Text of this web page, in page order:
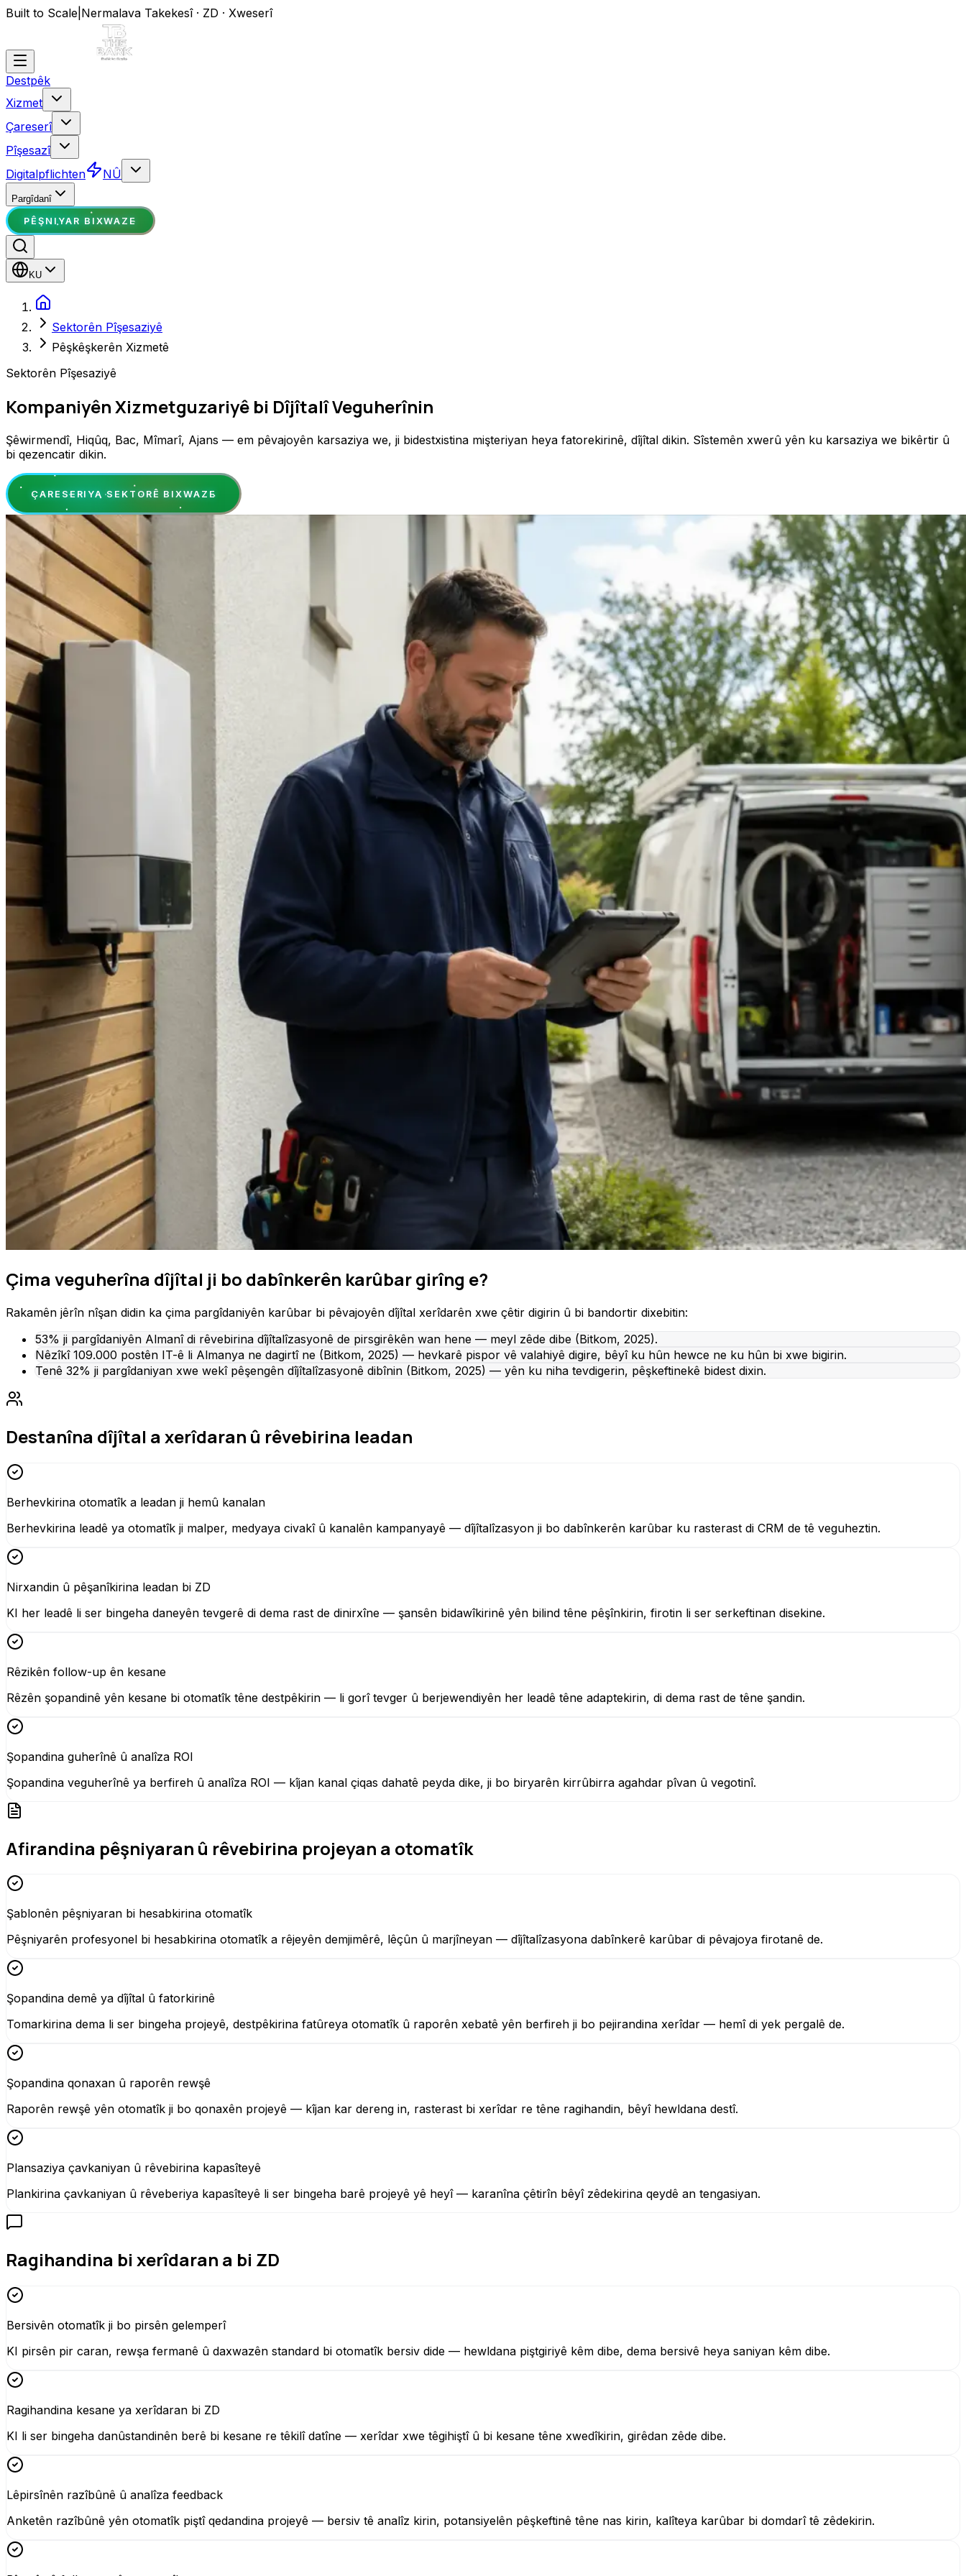
Built to Scale Nermalava Takekesî · ZD · Xweserî
Destpêk
Xizmet
Çareserî
Pîşesazî
Digitalpflichten
NÛ
Pargîdanî
PÊŞNIYAR BIXWAZE
KU
Sektorên Pîşesaziyê
Pêşkêşkerên Xizmetê
Sektorên Pîşesaziyê
Kompaniyên Xizmetguzariyê bi Dîjîtalî Veguherînin
Şêwirmendî, Hiqûq, Bac, Mîmarî, Ajans — em pêvajoyên karsaziya we, ji bidestxistina mişteriyan heya fatorekirinê, dîjîtal dikin. Sîstemên xwerû yên ku karsaziya we bikêrtir û
bi qezencatir dikin.
ÇARESERIYA SEKTORÊ BIXWAZE
Çima veguherîna dîjîtal ji bo dabînkerên karûbar girîng e?
Rakamên jêrîn nîşan didin ka çima pargîdaniyên karûbar bi pêvajoyên dîjîtal xerîdarên xwe çêtir digirin û bi bandortir dixebitin:
53% ji pargîdaniyên Almanî di rêvebirina dîjîtalîzasyonê de pirsgirêkên wan hene — meyl zêde dibe (Bitkom, 2025).
Nêzîkî 109.000 postên IT-ê li Almanya ne dagirtî ne (Bitkom, 2025) — hevkarê pispor vê valahiyê digire, bêyî ku hûn hewce ne ku hûn bi xwe bigirin.
Tenê 32% ji pargîdaniyan xwe wekî pêşengên dîjîtalîzasyonê dibînin (Bitkom, 2025) — yên ku niha tevdigerin, pêşkeftinekê bidest dixin.
Destanîna dîjîtal a xerîdaran û rêvebirina leadan
Berhevkirina otomatîk a leadan ji hemû kanalan
Berhevkirina leadê ya otomatîk ji malper, medyaya civakî û kanalên kampanyayê — dîjîtalîzasyon ji bo dabînkerên karûbar ku rasterast di CRM de tê veguheztin.
Nirxandin û pêşanîkirina leadan bi ZD
KI her leadê li ser bingeha daneyên tevgerê di dema rast de dinirxîne — şansên bidawîkirinê yên bilind têne pêşînkirin, firotin li ser serkeftinan disekine.
Rêzikên follow-up ên kesane
Rêzên şopandinê yên kesane bi otomatîk têne destpêkirin — li gorî tevger û berjewendiyên her leadê têne adaptekirin, di dema rast de têne şandin.
Şopandina guherînê û analîza ROI
Şopandina veguherînê ya berfireh û analîza ROI — kîjan kanal çiqas dahatê peyda dike, ji bo biryarên kirrûbirra agahdar pîvan û vegotinî.
Afirandina pêşniyaran û rêvebirina projeyan a otomatîk
Şablonên pêşniyaran bi hesabkirina otomatîk
Pêşniyarên profesyonel bi hesabkirina otomatîk a rêjeyên demjimêrê, lêçûn û marjîneyan — dîjîtalîzasyona dabînkerê karûbar di pêvajoya firotanê de.
Şopandina demê ya dîjîtal û fatorkirinê
Tomarkirina dema li ser bingeha projeyê, destpêkirina fatûreya otomatîk û raporên xebatê yên berfireh ji bo pejirandina xerîdar — hemî di yek pergalê de.
Şopandina qonaxan û raporên rewşê
Raporên rewşê yên otomatîk ji bo qonaxên projeyê — kîjan kar dereng in, rasterast bi xerîdar re têne ragihandin, bêyî hewldana destî.
Plansaziya çavkaniyan û rêvebirina kapasîteyê
Plankirina çavkaniyan û rêveberiya kapasîteyê li ser bingeha barê projeyê yê heyî — karanîna çêtirîn bêyî zêdekirina qeydê an tengasiyan.
Ragihandina bi xerîdaran a bi ZD
Bersivên otomatîk ji bo pirsên gelemperî
KI pirsên pir caran, rewşa fermanê û daxwazên standard bi otomatîk bersiv dide — hewldana piştgiriyê kêm dibe, dema bersivê heya saniyan kêm dibe.
Ragihandina kesane ya xerîdaran bi ZD
KI li ser bingeha danûstandinên berê bi kesane re têkilî datîne — xerîdar xwe têgihiştî û bi kesane têne xwedîkirin, girêdan zêde dibe.
Lêpirsînên razîbûnê û analîza feedback
Anketên razîbûnê yên otomatîk piştî qedandina projeyê — bersiv tê analîz kirin, potansiyelên pêşkeftinê têne nas kirin, kalîteya karûbar bi domdarî tê zêdekirin.